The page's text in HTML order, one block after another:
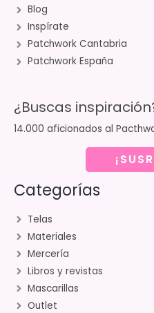
Blog
Inspírate
Patchwork Cantabria
Patchwork España
¿Buscas
14.000 aficionados al
Categorías
Telas
Materiales
Mercería
Libros y revistas
Mascarillas
Outlet